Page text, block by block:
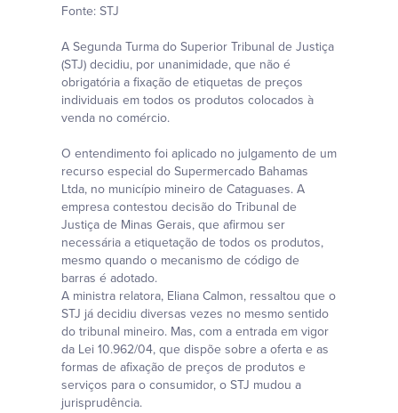
Fonte: STJ
A Segunda Turma do Superior Tribunal de Justiça
(STJ) decidiu, por unanimidade, que não é
obrigatória a fixação de etiquetas de preços
individuais em todos os produtos colocados à
venda no comércio.
O entendimento foi aplicado no julgamento de um
recurso especial do Supermercado Bahamas
Ltda, no município mineiro de Cataguases. A
empresa contestou decisão do Tribunal de
Justiça de Minas Gerais, que afirmou ser
necessária a etiquetação de todos os produtos,
mesmo quando o mecanismo de código de
barras é adotado.
A ministra relatora, Eliana Calmon, ressaltou que o
STJ já decidiu diversas vezes no mesmo sentido
do tribunal mineiro. Mas, com a entrada em vigor
da Lei 10.962/04, que dispõe sobre a oferta e as
formas de afixação de preços de produtos e
serviços para o consumidor, o STJ mudou a
jurisprudência.